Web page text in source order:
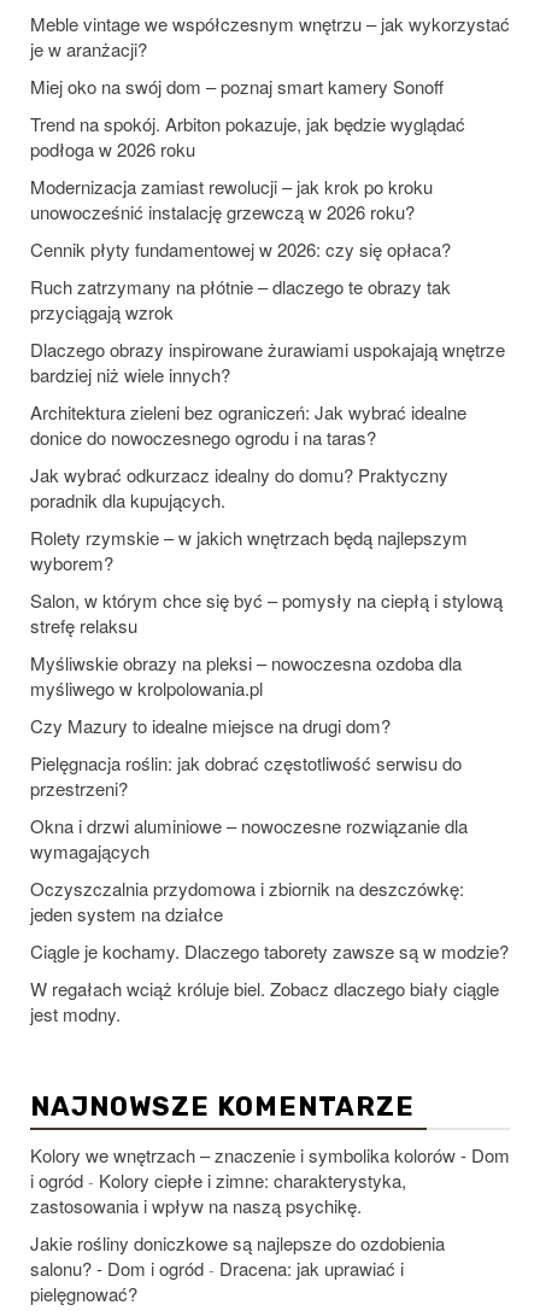
Meble vintage we współczesnym wnętrzu – jak wykorzystać
je w aranżacji?
Miej oko na swój dom – poznaj smart kamery Sonoff
Trend na spokój. Arbiton pokazuje, jak będzie wyglądać
podłoga w 2026 roku
Modernizacja zamiast rewolucji – jak krok po kroku
unowocześnić instalację grzewczą w 2026 roku?
Cennik płyty fundamentowej w 2026: czy się opłaca?
Ruch zatrzymany na płótnie – dlaczego te obrazy tak
przyciągają wzrok
Dlaczego obrazy inspirowane żurawiami uspokajają wnętrze
bardziej niż wiele innych?
Architektura zieleni bez ograniczeń: Jak wybrać idealne
donice do nowoczesnego ogrodu i na taras?
Jak wybrać odkurzacz idealny do domu? Praktyczny
poradnik dla kupujących.
Rolety rzymskie – w jakich wnętrzach będą najlepszym
wyborem?
Salon, w którym chce się być – pomysły na ciepłą i stylową
strefę relaksu
Myśliwskie obrazy na pleksi – nowoczesna ozdoba dla
myśliwego w krolpolowania.pl
Czy Mazury to idealne miejsce na drugi dom?
Pielęgnacja roślin: jak dobrać częstotliwość serwisu do
przestrzeni?
Okna i drzwi aluminiowe – nowoczesne rozwiązanie dla
wymagających
Oczyszczalnia przydomowa i zbiornik na deszczówkę:
jeden system na działce
Ciągle je kochamy. Dlaczego taborety zawsze są w modzie?
W regałach wciąż króluje biel. Zobacz dlaczego biały ciągle
jest modny.
NAJNOWSZE KOMENTARZE
Kolory we wnętrzach – znaczenie i symbolika kolorów - Dom
i ogród - Kolory ciepłe i zimne: charakterystyka,
zastosowania i wpływ na naszą psychikę.
Jakie rośliny doniczkowe są najlepsze do ozdobienia
salonu? - Dom i ogród - Dracena: jak uprawiać i
pielęgnować?